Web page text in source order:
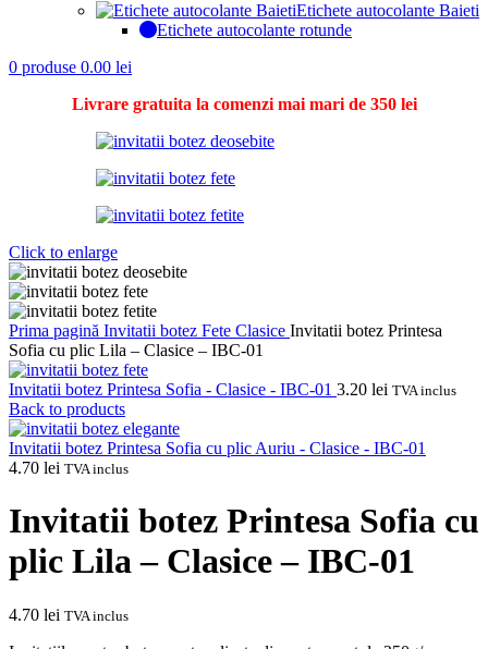
Etichete autocolante Baieti
Etichete autocolante rotunde
0 produse 0.00 lei
Livrare gratuita la comenzi mai mari de 350 lei
Click to enlarge
Prima pagină Invitatii botez Fete Clasice Invitatii botez Printesa
Sofia cu plic Lila – Clasice – IBC-01
Invitatii botez Printesa Sofia - Clasice - IBC-01 3.20 lei TVA inclus
Back to products
Invitatii botez Printesa Sofia cu plic Auriu - Clasice - IBC-01
4.70 lei TVA inclus
Invitatii botez Printesa Sofia cu
plic Lila – Clasice – IBC-01
4.70 lei TVA inclus